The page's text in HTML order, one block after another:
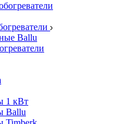
Ballu
1 кВт
Ballu